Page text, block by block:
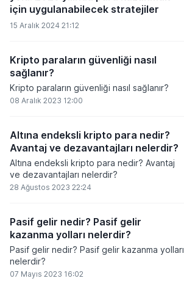
için uygulanabilecek stratejiler
15 Aralık 2024 21:12
Kripto paraların güvenliği nasıl
sağlanır?
Kripto paraların güvenliği nasıl sağlanır?
08 Aralık 2023 12:00
Altına endeksli kripto para nedir?
Avantaj ve dezavantajları nelerdir?
Altına endeksli kripto para nedir? Avantaj
ve dezavantajları nelerdir?
28 Ağustos 2023 22:24
Pasif gelir nedir? Pasif gelir
kazanma yolları nelerdir?
Pasif gelir nedir? Pasif gelir kazanma yolları
nelerdir?
07 Mayıs 2023 16:02